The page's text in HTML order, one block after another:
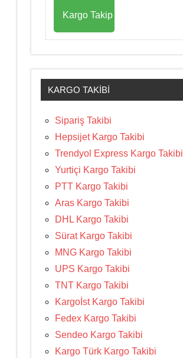
KARGO TAKIBI
Sipariş Takibi
Hepsijet Kargo Takibi
Trendyol Express Kargo Takibi
Yurtiçi Kargo Takibi
PTT Kargo Takibi
Aras Kargo Takibi
DHL Kargo Takibi
Sürat Kargo Takibi
MNG Kargo Takibi
UPS Kargo Takibi
TNT Kargo Takibi
Kargoİst Kargo Takibi
Fedex Kargo Takibi
Sendeo Kargo Takibi
Kargo Türk Kargo Takibi